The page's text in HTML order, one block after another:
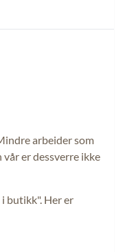
arbeider som
vår er dessverre ikke
butikk". Her er